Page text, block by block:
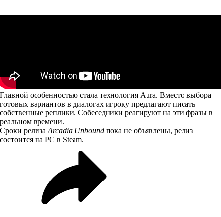
Главной особенностью стала технология Aura. Вместо выбора
готовых вариантов в диалогах игроку предлагают писать
собственные реплики. Собеседники реагируют на эти фразы в
реальном времени.
Сроки релиза Arcadia Unbound пока не объявлены, релиз
состоится на PC в Steam.